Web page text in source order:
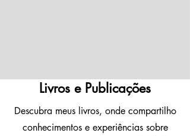
Livros e Publicações
Descubra meus livros, onde compartilho
conhecimentos e experiências sobre